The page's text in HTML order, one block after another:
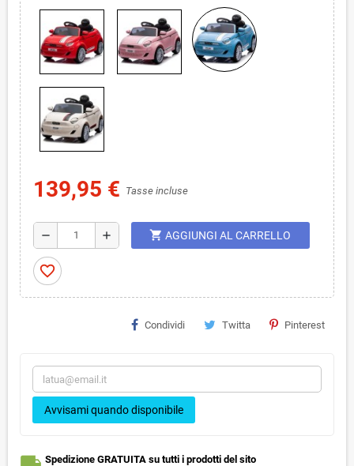
139,95 € Tasse incluse
remove add shopping_cart AGGIUNGI AL CARRELLO
favorite_border
Condividi Twitta Pinterest
Avvisami quando disponibile
Spedizione GRATUITA su tutti i prodotti del sito